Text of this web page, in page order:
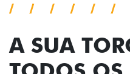
TODOS OS